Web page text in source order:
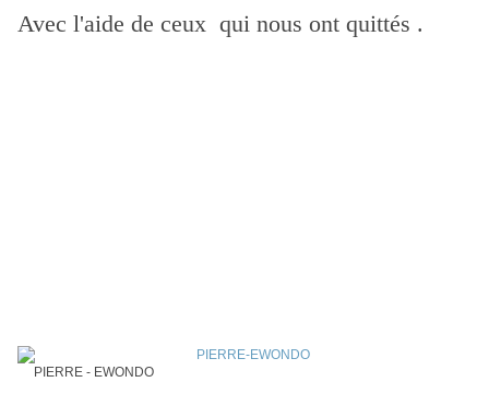
Avec l'aide de ceux qui nous ont quittés .
PIERRE - EWONDO